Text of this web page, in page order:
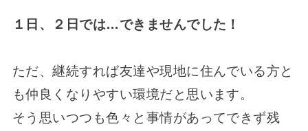
１日、２日では…できませんでした！
ただ、継続すれば友達や現地に住んでいる方と
も仲良くなりやすい環境だと思います。
そう思いつつも色々と事情があってできず残